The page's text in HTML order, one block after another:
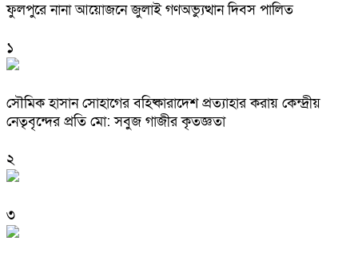
ফুলপুরে নানা আয়োজনে জুলাই গণঅভ্যুত্থান দিবস পালিত
১
সৌমিক হাসান সোহাগের বহিষ্কারাদেশ প্রত্যাহার করায় কেন্দ্রীয়
নেতৃবৃন্দের প্রতি মো: সবুজ গাজীর কৃতজ্ঞতা
২
৩